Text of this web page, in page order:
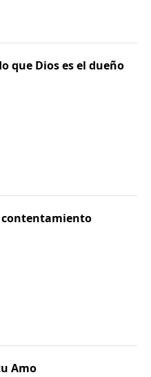
que Dios es el dueño
Amo